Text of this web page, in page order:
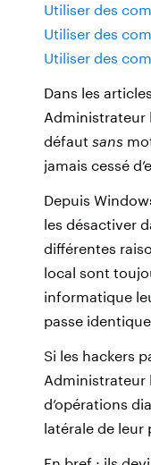
Utiliser des
Utiliser des
Utiliser des
Dans les
Administrateur
défaut sans
jamais cessé
Depuis
les désactiver
différentes
local sont
informatique
passe
Si les hackers
Administrateur
d’opérations
latérale de